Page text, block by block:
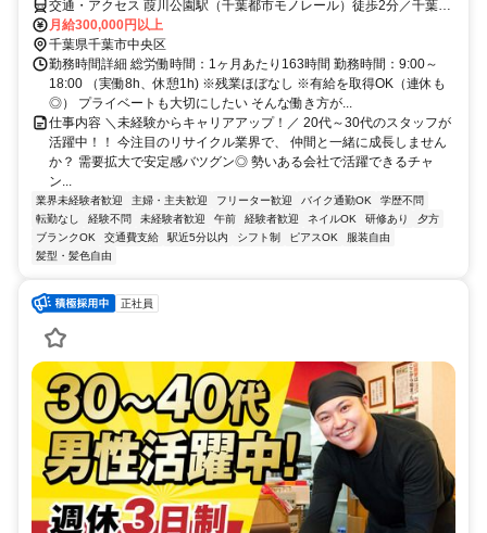
交通・アクセス 葭川公園駅（千葉都市モノレール）徒歩2分／千葉中
央駅（京成千葉線）徒歩6分
月給300,000円以上
千葉県千葉市中央区
勤務時間詳細 総労働時間：1ヶ月あたり163時間 勤務時間：9:00～
18:00 （実働8h、休憩1h) ※残業ほぼなし ※有給を取得OK（連休も
◎） プライベートも大切にしたい そんな働き方が...
仕事内容 ＼未経験からキャリアアップ！／ 20代～30代のスタッフが
活躍中！！ 今注目のリサイクル業界で、 仲間と一緒に成長しません
か？ 需要拡大で安定感バツグン◎ 勢いある会社で活躍できるチャ
ン...
業界未経験者歓迎 主婦・主夫歓迎 フリーター歓迎 バイク通勤OK
学歴不問
転勤なし
経験不問 未経験者歓迎 午前 経験者歓迎 ネイルOK 研修あり
夕方
ブランクOK
交通費支給 駅近5分以内 シフト制 ピアスOK
服装自由
髪型・髪色自由
正社員